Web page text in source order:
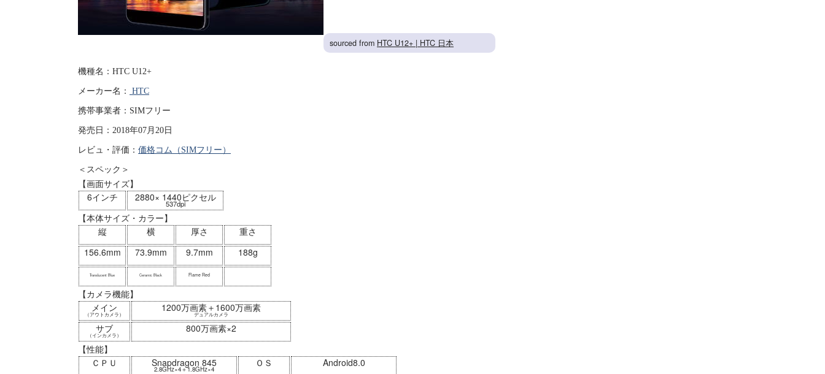
sourced from HTC U12+ | HTC 日本
機種名：HTC U12+
メーカー名： HTC
携帯事業者：SIMフリー
発売日：2018年07月20日
レビュ・評価： 価格コム（SIMフリー）
＜スペック＞
【画面サイズ】
6インチ
2880× 1440ピクセル
537dpi
【本体サイズ・カラー】
縦
横 厚さ
重さ
156.6mm
73.9mm 9.7mm 188g
Translucent Blue Ceramic Black Flame Red
【カメラ機能】
メイン
（アウトカメラ）
1200万画素＋1600万画素
デュアルカメラ
サブ
（インカメラ）
800万画素×2
【性能】
ＣＰＵ
Snapdragon 845
2.8GHz×4＋1.8GHz×4
ＯＳ
Android8.0